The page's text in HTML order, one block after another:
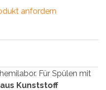
anfordern
Für Spülen mit
Kunststoff